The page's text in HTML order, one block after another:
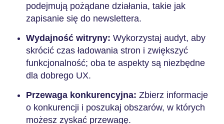
podejmują pożądane działania, takie jak
zapisanie się do newslettera.
Wydajność witryny: Wykorzystaj audyt, aby
skrócić czas ładowania stron i zwiększyć
funkcjonalność; oba te aspekty są niezbędne
dla dobrego UX.
Przewaga konkurencyjna: Zbierz informacje
o konkurencji i poszukaj obszarów, w których
możesz zyskać przewagę.